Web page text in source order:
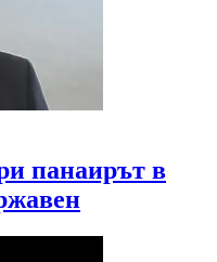
панаирът в